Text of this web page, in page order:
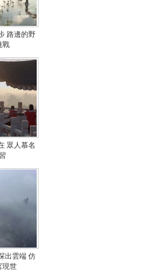
路邊的野
戰
眾人慕名
出雲端 仿
現世